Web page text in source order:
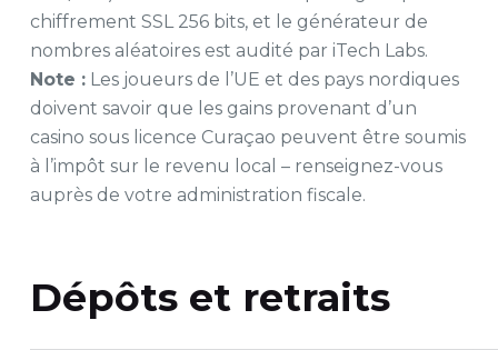
chiffrement SSL 256 bits, et le générateur de
nombres aléatoires est audité par iTech Labs.
Note :Les joueurs de l’UE et des pays nordiques
doivent savoir que les gains provenant d’un
casino sous licence Curaçao peuvent être soumis
à l’impôt sur le revenu local – renseignez-vous
auprès de votre administration fiscale.
Dépôts et retraits